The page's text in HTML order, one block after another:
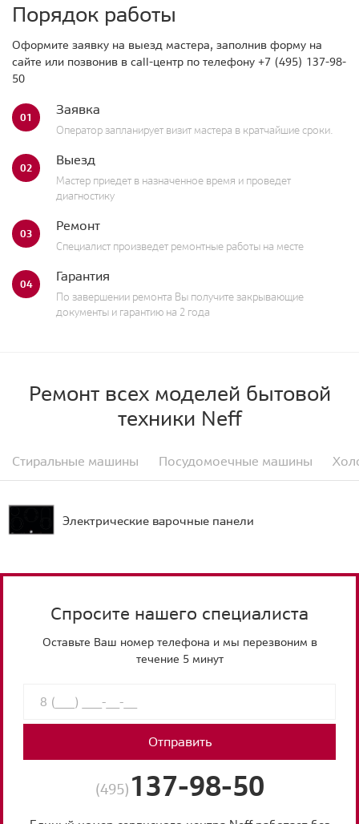
Порядок работы
Оформите заявку на выезд мастера, заполнив форму на
сайте или позвонив в call-центр по телефону +7 (495) 137-98-
50
01 Заявка
Оператор запланирует визит мастера в кратчайшие сроки.
02 Выезд
Мастер приедет в назначенное время и проведет
диагностику
03 Ремонт
Специалист произведет ремонтные работы на месте
04 Гарантия
По завершении ремонта Вы получите закрывающие
документы и гарантию на 2 года
Ремонт всех моделей бытовой
техники Neff
Стиральные машины Посудомоечные машины
Электрические варочные панели
Спросите нашего специалиста
Оставьте Ваш номер телефона и мы перезвоним в
течение 5 минут
Отправить
(495) 137-98-50